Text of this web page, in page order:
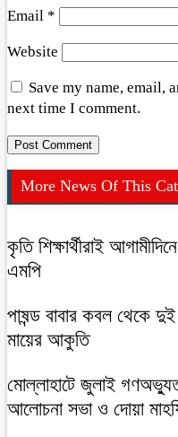
Email *
Website
Save my name, email,
next time I comment.
More News Of This
কৃতি শিক্ষার্থীরাই
এমপি
পাষন্ড বাবার কবল থেকে
মায়ের আকুতি
মোল্লাহাটে জুলাই
আলোচনা সভা ও দোয়া